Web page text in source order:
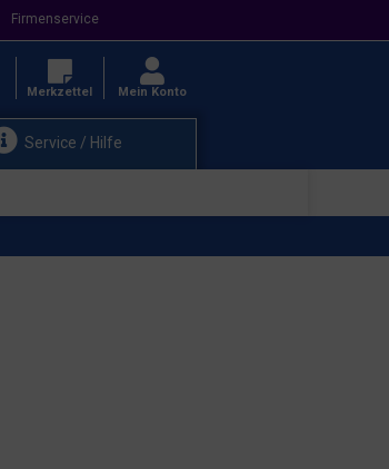
Firmenservice
Service / Hilfe
Merkzettel Mein Konto